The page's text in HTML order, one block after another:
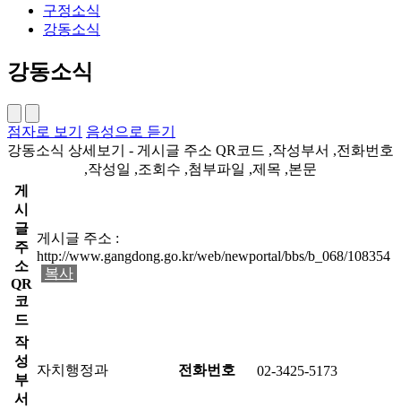
구정소식
강동소식
강동소식
점자로 보기
음성으로 듣기
강동소식 상세보기 - 게시글 주소 QR코드 ,작성부서 ,전화번호
,작성일 ,조회수 ,첨부파일 ,제목 ,본문
게
시
글
주
소
QR
코
드
게시글 주소 :
http://www.gangdong.go.kr/web/newportal/bbs/b_068/108354
복사
작
성
부
서
자치행정과 전화번호 02-3425-5173